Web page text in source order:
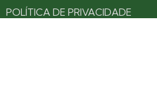
POLÍTICA DE PRIVACIDADE